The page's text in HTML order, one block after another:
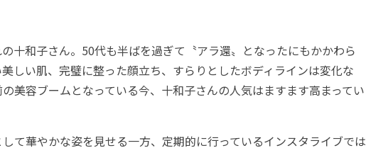
十和子さん。50代も半ばを過ぎて〝アラ還〟となったにもかかわら
しい肌、完璧に整った顔立ち、すらりとしたボディラインは変化な
美容ブームとなっている今、十和子さんの人気はますます高まってい
て華やかな姿を見せる一方、定期的に行っているインスタライブでは